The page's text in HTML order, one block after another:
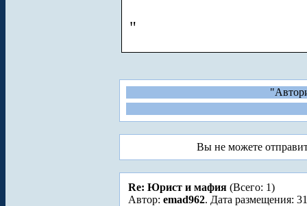
"
Вы не можете
Re: Юрист и мафия (Всего: 1)
Автор: emad962. Дата размещения: